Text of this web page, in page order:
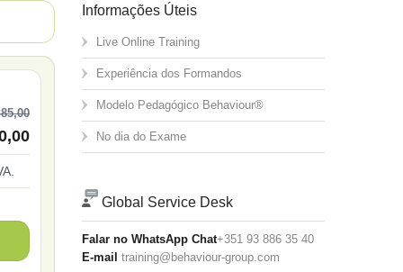
Informações Úteis
Live Online Training
Experiência dos Formandos
Modelo Pedagógico Behaviour®
No dia do Exame
Global Service Desk
Falar no WhatsApp Chat+351 93 886 35 40
E-mail training@behaviour-group.com